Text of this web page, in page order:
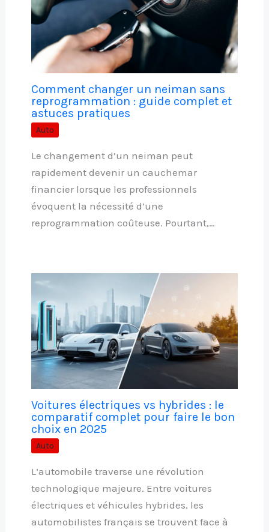
Comment changer un neiman sans
reprogrammation : guide complet et
astuces pratiques
Auto
Le changement d’un neiman peut
rapidement devenir un cauchemar
financier lorsque les professionnels
évoquent la nécessité d’une
reprogrammation coûteuse. Pourtant,…
Voitures électriques vs hybrides : le
comparatif complet pour faire le bon
choix en 2025
Auto
L’automobile traverse une révolution
technologique majeure. Entre voitures
électriques et véhicules hybrides, les
automobilistes français se trouvent face à